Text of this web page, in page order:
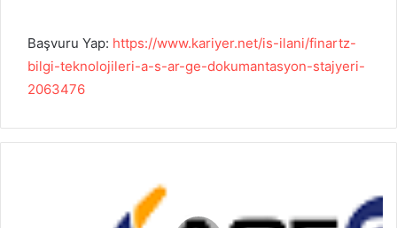
Başvuru Yap: https://www.kariyer.net/is-ilani/finartz-
bilgi-teknolojileri-a-s-ar-ge-dokumantasyon-stajyeri-
2063476